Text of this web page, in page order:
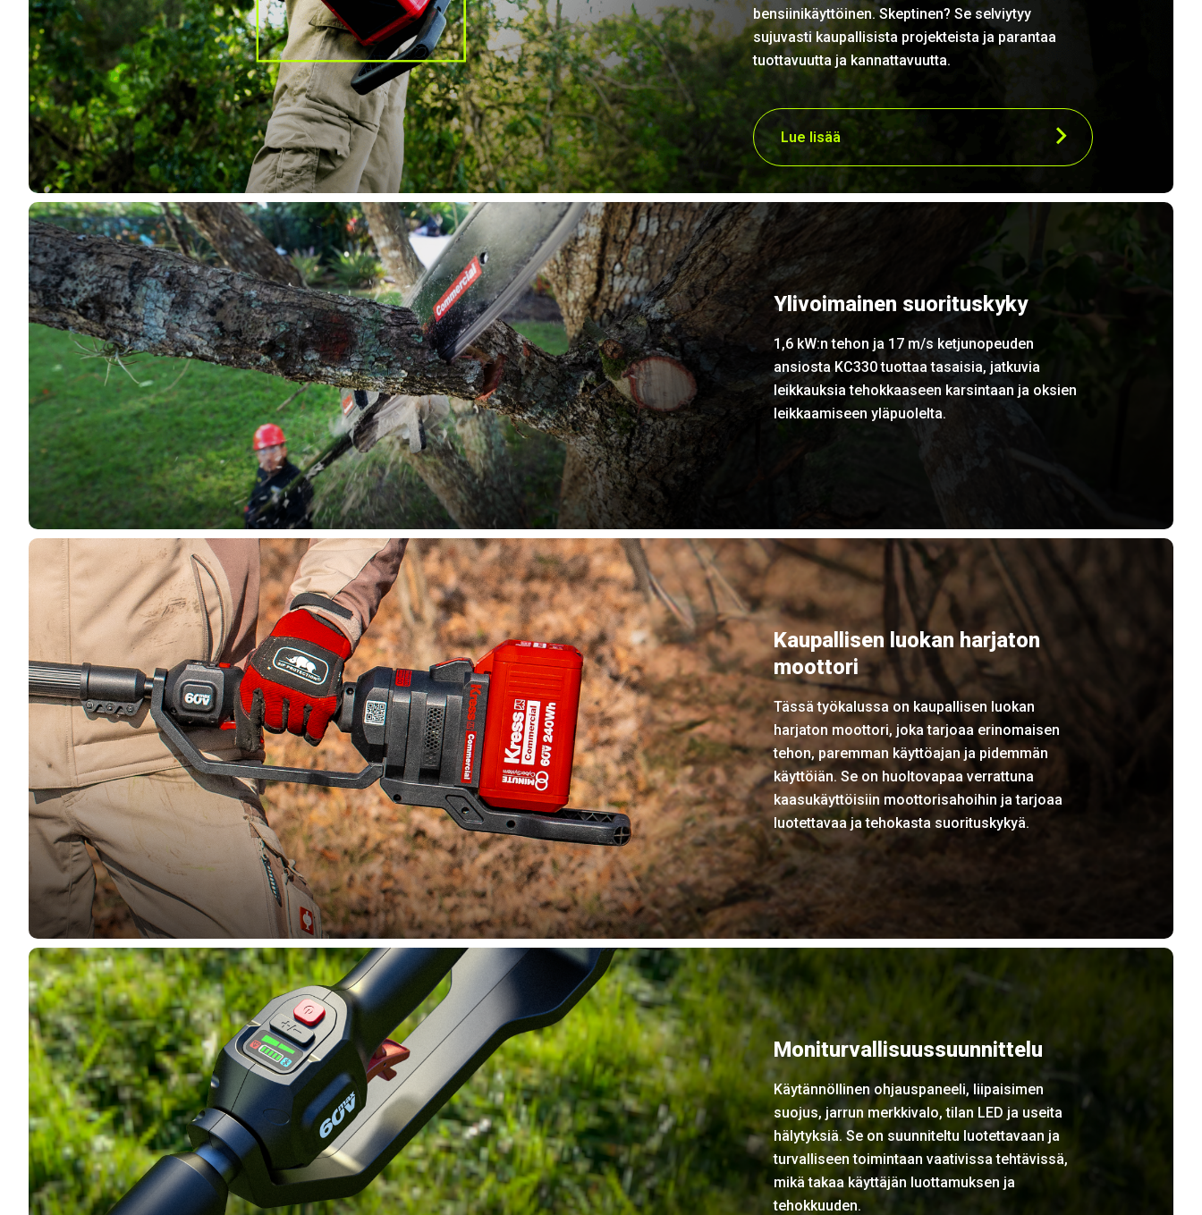
bensiinikäyttöinen. Skeptinen? Se selviytyy
sujuvasti kaupallisista projekteista ja parantaa
tuottavuutta ja kannattavuutta.
Lue lisää
Ylivoimainen suorituskyky
1,6 kW:n tehon ja 17 m/s ketjunopeuden
ansiosta KC330 tuottaa tasaisia, jatkuvia
leikkauksia tehokkaaseen karsintaan ja oksien
leikkaamiseen yläpuolelta.
Kaupallisen luokan harjaton
moottori
Tässä työkalussa on kaupallisen luokan
harjaton moottori, joka tarjoaa erinomaisen
tehon, paremman käyttöajan ja pidemmän
käyttöiän. Se on huoltovapaa verrattuna
kaasukäyttöisiin moottorisahoihin ja tarjoaa
luotettavaa ja tehokasta suorituskykyä.
Moniturvallisuussuunnittelu
Käytännöllinen ohjauspaneeli, liipaisimen
suojus, jarrun merkkivalo, tilan LED ja useita
hälytyksiä. Se on suunniteltu luotettavaan ja
turvalliseen toimintaan vaativissa tehtävissä,
mikä takaa käyttäjän luottamuksen ja
tehokkuuden.